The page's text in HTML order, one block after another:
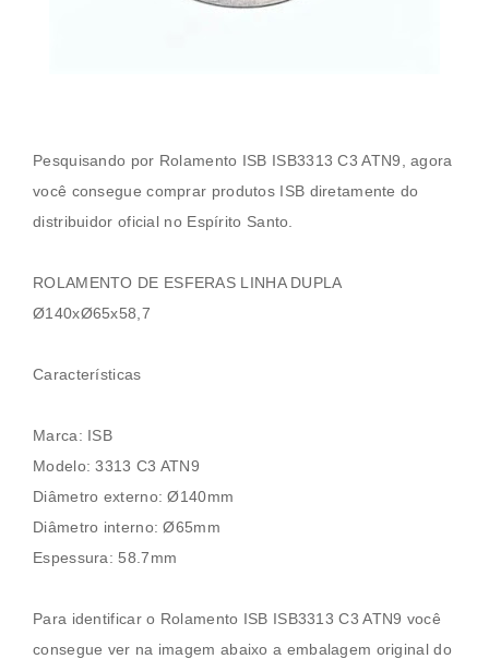
Pesquisando por Rolamento ISB ISB3313 C3 ATN9 , agora
você consegue comprar produtos ISB diretamente do
distribuidor oficial no Espírito Santo.
ROLAMENTO DE ESFERAS LINHA DUPLA
Ø140xØ65x58,7
Características
Marca: ISB
Modelo: 3313 C3 ATN9
Diâmetro externo: Ø140mm
Diâmetro interno: Ø65mm
Espessura: 58.7mm
Para identificar o Rolamento ISB ISB3313 C3 ATN9 você
consegue ver na imagem abaixo a embalagem original do